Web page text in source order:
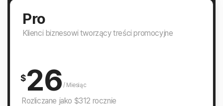
Pro
Klienci biznesowi tworzący treści promocyjne
$26 / Miesiąc
Rozliczane jako $312 rocznie